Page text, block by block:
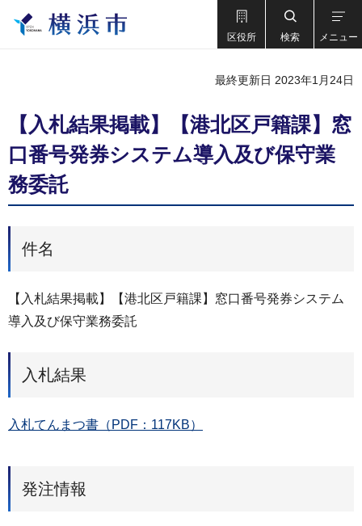
区役所 検索 メニュー
最終更新日 2023年1月24日
【入札結果掲載】【港北区戸籍課】窓
口番号発券システム導入及び保守業
務委託
件名
【入札結果掲載】【港北区戸籍課】窓口番号発券システム
導入及び保守業務委託
入札結果
入札てんまつ書（PDF：117KB）
発注情報